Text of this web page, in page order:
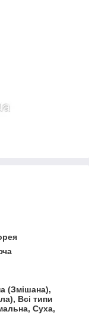
(Змішана),
Всі типи
Суха,